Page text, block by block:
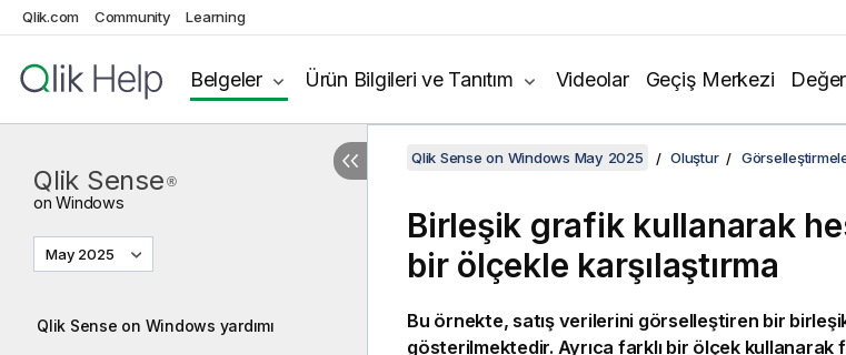
Qlik.com Community Learning
Belgeler Ürün Bilgileri ve Tanıtım Videolar Geçiş Merkezi
Qlik Sense ®
onWindows
May 2025
Qlik Sense on Windows yardımı
Qlik Sense on Windows May 2025 Oluştur
Birleşik grafik kullanarak
bir ölçekle karşılaştırma
Bu örnekte, satış verilerini görselleştiren bir
gösterilmektedir. Ayrıca farklı bir ölçek kullanarak